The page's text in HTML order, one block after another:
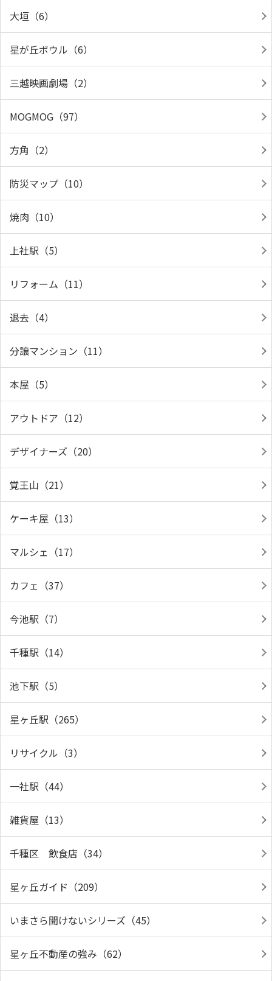
大垣（6）
星が丘ボウル（6）
三越映画劇場（2）
MOGMOG（97）
方角（2）
防災マップ（10）
焼肉（10）
上社駅（5）
リフォーム（11）
退去（4）
分譲マンション（11）
本屋（5）
アウトドア（12）
デザイナーズ（20）
覚王山（21）
ケーキ屋（13）
マルシェ（17）
カフェ（37）
今池駅（7）
千種駅（14）
池下駅（5）
星ヶ丘駅（265）
リサイクル（3）
一社駅（44）
雑貨屋（13）
千種区 飲食店（34）
星ヶ丘ガイド（209）
いまさら聞けないシリーズ（45）
星ヶ丘不動産の強み（62）